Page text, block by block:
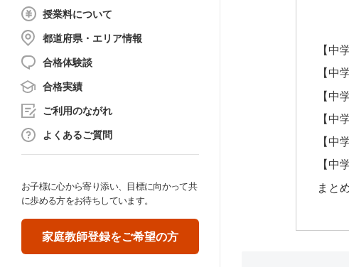
授業料について
都道府県・エリア情報
合格体験談
合格実績
ご利用のながれ
よくあるご質問
お子様に心から寄り添い、目標に向かって共
に歩める方をお待ちしています。
家庭教師登録をご希望の方
【中
【中
【中
【中
【中
【中
まと